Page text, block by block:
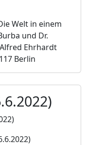
Welt in einem
und Dr.
Ehrhardt
Berlin